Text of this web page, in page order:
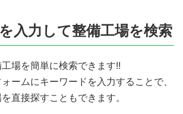
入力して整備工場を検索
場を簡単に検索できます!!
ームにキーワードを入力することで、
直接探すこともできます。